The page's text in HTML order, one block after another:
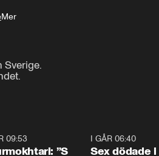
Mer
Sverige.
09:53
”S
I GÅR 06:40
Sex dödade i